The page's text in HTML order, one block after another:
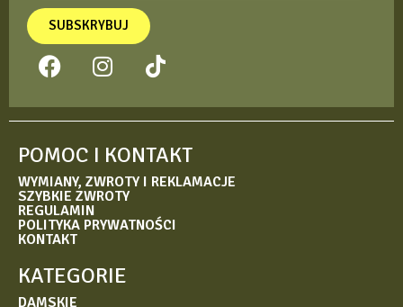
SUBSKRYBUJ
POMOC I KONTAKT
WYMIANY, ZWROTY I REKLAMACJE
SZYBKIE ZWROTY
REGULAMIN
POLITYKA PRYWATNOŚCI
KONTAKT
KATEGORIE
DAMSKIE